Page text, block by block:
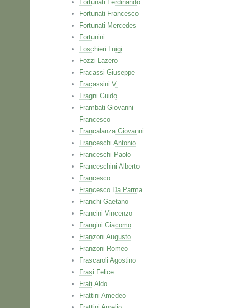
Fortunati Ferdinando
Fortunati Francesco
Fortunati Mercedes
Fortunini
Foschieri Luigi
Fozzi Lazero
Fracassi Giuseppe
Fracassini V.
Fragni Guido
Frambati Giovanni
Francesco
Francalanza Giovanni
Franceschi Antonio
Franceschi Paolo
Franceschini Alberto
Francesco
Francesco Da Parma
Franchi Gaetano
Francini Vincenzo
Frangini Giacomo
Franzoni Augusto
Franzoni Romeo
Frascaroli Agostino
Frasi Felice
Frati Aldo
Frattini Amedeo